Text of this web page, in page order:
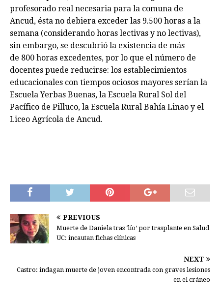
profesorado real necesaria para la comuna de
Ancud, ésta no debiera exceder las 9.500 horas a la
semana (considerando horas lectivas y no lectivas),
sin embargo, se descubrió la existencia de más
de 800 horas excedentes, por lo que el número de
docentes puede reducirse: los establecimientos
educacionales con tiempos ociosos mayores serían la
Escuela Yerbas Buenas, la Escuela Rural Sol del
Pacífico de Pilluco, la Escuela Rural Bahía Linao y el
Liceo Agrícola de Ancud.
PREVIOUS
Muerte de Daniela tras ‘lío’ por trasplante en Salud
UC: incautan fichas clínicas
NEXT
Castro: indagan muerte de joven encontrada con graves lesiones
en el cráneo